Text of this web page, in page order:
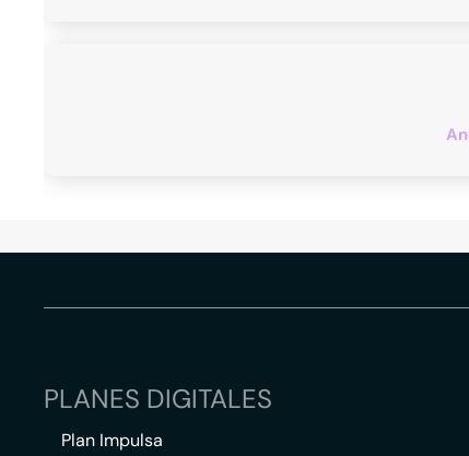
PLANES DIGITALES
Plan Impulsa